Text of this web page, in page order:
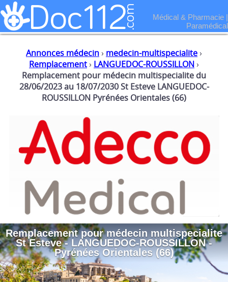
Médical & Pharmacie |
Paramédical
Annonces médecin› medecin-multispecialite›
Remplacement› LANGUEDOC-ROUSSILLON›
Remplacement pour médecin multispecialite du
28/06/2023 au 18/07/2030 St Esteve LANGUEDOC-
ROUSSILLON Pyrénées Orientales (66)
Remplacementpourmédecin multispecialite
St Esteve - LANGUEDOC-ROUSSILLON -
Pyrénées Orientales (66)